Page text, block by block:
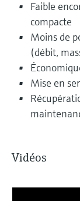
Faible
compacte
Moins de
(débit,
Mise en
Vidéos